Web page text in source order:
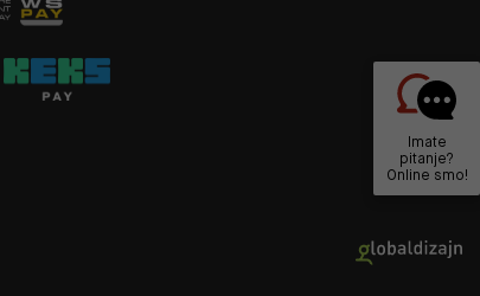
Imate
pitanje?
Online smo!